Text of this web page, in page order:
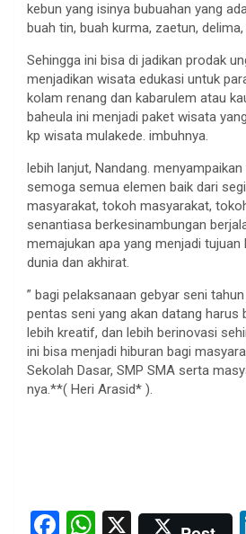
kebun yang isinya bubuahan yang
buah tin, buah kurma, zaetun, delima,
Sehingga ini bisa di jadikan prodak
menjadikan wisata edukasi untuk
kolam renang dan kabarulem atau
baheula ini menjadi paket wisata
kp wisata mulakede. imbuhnya.
lebih lanjut, Nandang.
semoga semua elemen baik dari
masyarakat, tokoh masyarakat,
senantiasa berkesinambungan
memajukan apa yang menjadi
dunia dan akhirat.
” bagi pelaksanaan gebyar seni
pentas seni yang akan datang harus
lebih kreatif, dan lebih berinovasi
ini bisa menjadi hiburan bagi
Sekolah Dasar, SMP SMA serta
nya.**( Heri Arasid* ).
F W X